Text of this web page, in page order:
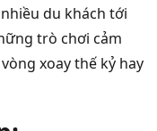
du khách tới
trò chơi cảm
xoay thế kỷ hay